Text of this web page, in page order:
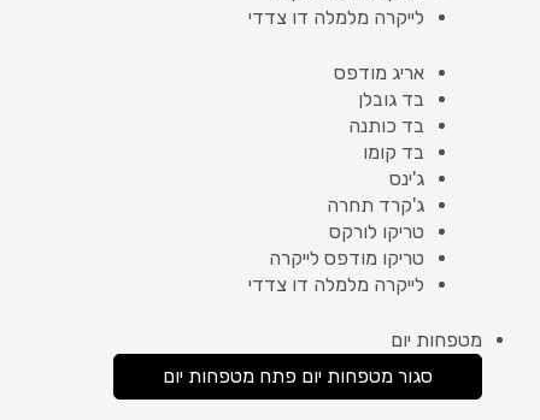
לייקרה מלמלה דו צדדי
אריג מודפס
בד גובלן
בד כותנה
בד קומו
ג'ינס
ג'קרד תחרה
טריקו לורקס
טריקו מודפס לייקרה
לייקרה מלמלה דו צדדי
מטפחות יום
סגור מטפחות יום פתח מטפחות יום